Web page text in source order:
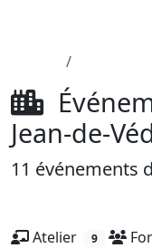
Jean-de-
11 événements
Atelier 9